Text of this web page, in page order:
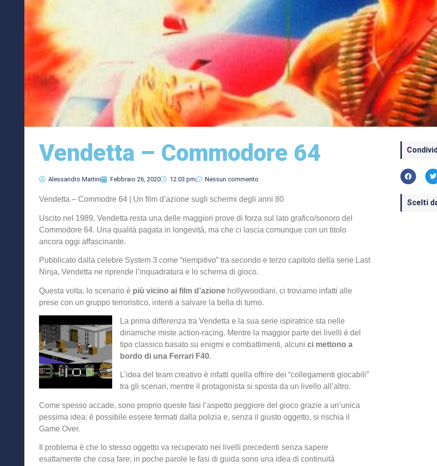
Vendetta – Commodore 64
Alessandro Martini Febbraio 26, 2020 12:03 pm Nessun commento
Vendetta – Commodre 64 | Un film d’azione sugli schermi degli anni 80
Uscito nel 1989, Vendetta resta una delle maggiori prove di forza sul lato grafico/sonoro del
Commodore 64. Una qualità pagata in longevità, ma che ci lascia comunque con un titolo
ancora oggi affascinante.
Pubblicato dalla celebre System 3 come “riempitivo” tra secondo e terzo capitolo della serie Last
Ninja, Vendetta ne riprende l’inquadratura e lo schema di gioco.
Questa volta, lo scenario è più vicino ai film d’azione hollywoodiani, ci troviamo infatti alle
prese con un gruppo terroristico, intenti a salvare la bella di turno.
La prima differenza tra Vendetta e la sua serie ispiratrice sta nelle
dinamiche miste action-racing. Mentre la maggior parte dei livelli è del
tipo classico basato su enigmi e combattimenti, alcuni ci mettono a
bordo di una Ferrari F40.
L’idea del team creativo è infatti quella offrire dei “collegamenti giocabili”
tra gli scenari, mentre il protagonista si sposta da un livello all’altro.
Come spesso accade, sono proprio queste fasi l’aspetto peggiore del gioco grazie a un’unica
pessima idea: è possibile essere fermati dalla polizia e, senza il giusto oggetto, si rischia il
Game Over.
Il problema è che lo stesso oggetto va recuperato nei livelli precedenti senza sapere
esattamente che cosa fare; in poche parole le fasi di guida sono una idea di continuità
Scelti